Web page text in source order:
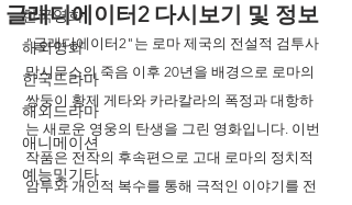
한국영화
해외영화
한국드라마
해외드라마
애니메이션
예능및기타
글래디에이터2 다시보기 및 정보
"글래디에이터2"는 로마 제국의 전설적 검투사
막시무스의 죽음 이후 20년을 배경으로 로마의
쌍둥이 황제 게타와 카라칼라의 폭정과 대항하
는 새로운 영웅의 탄생을 그린 영화입니다. 이번
작품은 전작의 후속편으로 고대 로마의 정치적
암투와 개인적 복수를 통해 극적인 이야기를 전